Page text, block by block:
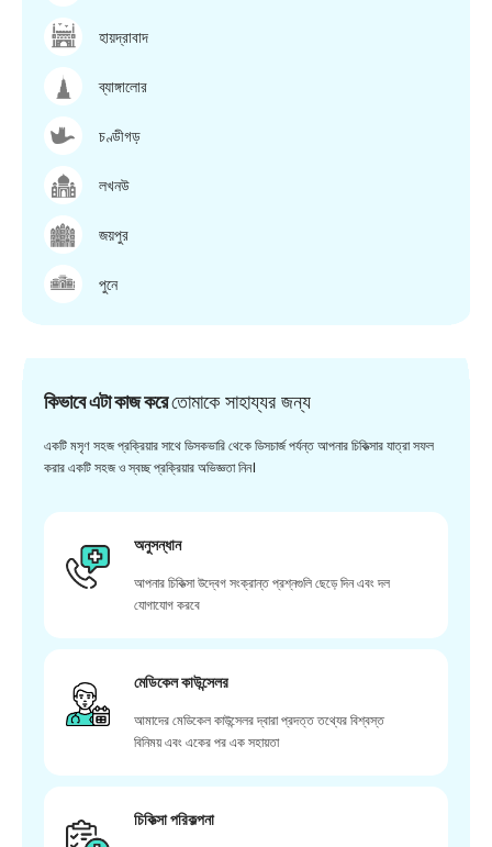
হায়দ্রাবাদ
ব্যাঙ্গালোর
চণ্ডীগড়
লখনউ
জয়পুর
পুনে
কিভাবে এটা কাজ করেতোমাকে সাহায্যর জন্য
একটি মসৃণ সহজ প্রক্রিয়ার সাথে ডিসকভারি থেকে ডিসচার্জ পর্যন্ত আপনার চিকিত্সার যাত্রা সফল
করার একটি সহজ ও স্বচ্ছ প্রক্রিয়ার অভিজ্ঞতা নিন।
অনুসন্ধান
আপনার চিকিত্সা উদ্বেগ সংক্রান্ত প্রশ্নগুলি ছেড়ে দিন এবং দল
যোগাযোগ করবে
মেডিকেল কাউন্সেলর
আমাদের মেডিকেল কাউন্সেলর দ্বারা প্রদত্ত তথ্যের বিশ্বস্ত
বিনিময় এবং একের পর এক সহায়তা
চিকিত্সা পরিকল্পনা